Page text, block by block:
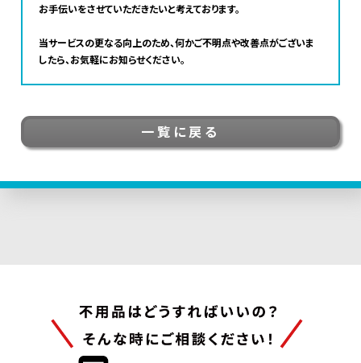
お手伝いをさせていただきたいと考えております。
当サービスの更なる向上のため、何かご不明点や改善点がございま
したら、お気軽にお知らせください。
一覧に戻る